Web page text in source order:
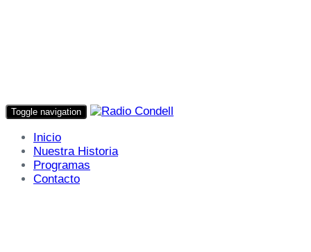
Toggle navigation
Inicio
Nuestra Historia
Programas
Contacto